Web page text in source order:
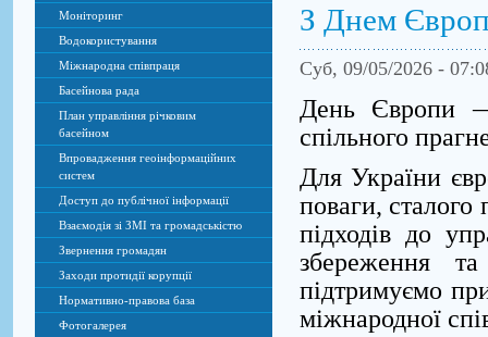
Моніторинг
Водокористування
Міжнародна співпраця
Басейнова рада
План управління річковим
басейном
Впровадження геоінформаційних
систем
Доступ до публічної інформації
Взаємодія зі ЗМІ та громадськістю
Звернення громадян
Заходи протидії корупції
Нормативно-правова база
Фотогалерея
З Днем
Суб, 09/05/2026 -
День Європи
спільного
Для України
поваги,
підходів до
збереження
підтримуємо
міжнародної